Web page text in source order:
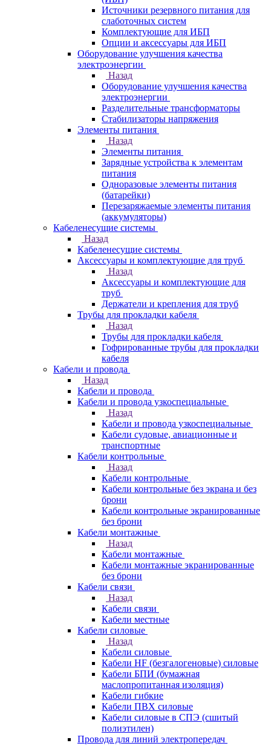
Источники резервного питания для
слаботочных систем
Комплектующие для ИБП
Опции и аксессуары для ИБП
Оборудование улучшения качества
электроэнергии
Назад
Оборудование улучшения качества
электроэнергии
Разделительные трансформаторы
Стабилизаторы напряжения
Элементы питания
Назад
Элементы питания
Зарядные устройства к элементам
питания
Одноразовые элементы питания
(батарейки)
Перезаряжаемые элементы питания
(аккумуляторы)
Кабеленесущие системы
Назад
Кабеленесущие системы
Аксессуары и комплектующие для труб
Назад
Аксессуары и комплектующие для
труб
Держатели и крепления для труб
Трубы для прокладки кабеля
Назад
Трубы для прокладки кабеля
Гофрированные трубы для прокладки
кабеля
Кабели и провода
Назад
Кабели и провода
Кабели и провода узкоспециальные
Назад
Кабели и провода узкоспециальные
Кабели судовые, авиационные и
транспортные
Кабели контрольные
Назад
Кабели контрольные
Кабели контрольные без экрана и без
брони
Кабели контрольные экранированные
без брони
Кабели монтажные
Назад
Кабели монтажные
Кабели монтажные экранированные
без брони
Кабели связи
Назад
Кабели связи
Кабели местные
Кабели силовые
Назад
Кабели силовые
Кабели HF (безгалогеновые) силовые
Кабели БПИ (бумажная
маслопропитанная изоляция)
Кабели гибкие
Кабели ПВХ силовые
Кабели силовые в СПЭ (сшитый
полиэтилен)
Провода для линий электропередач